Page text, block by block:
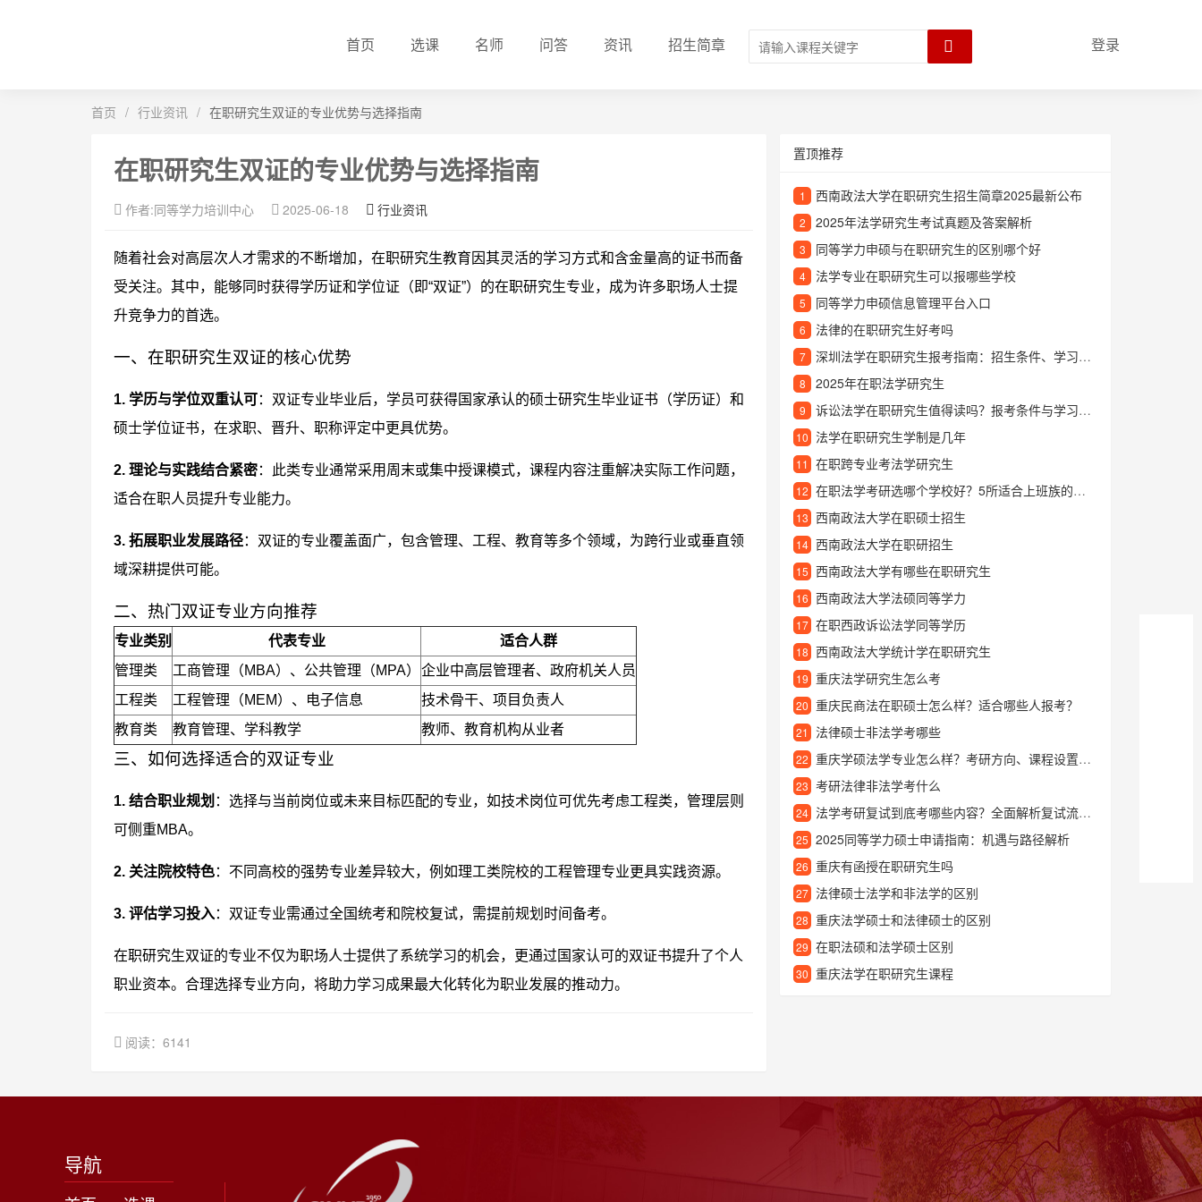
首页 选课 名师 问答 资讯 招生简章 登录
首页 / 行业资讯 / 在职研究生双证的专业优势与选择指南
在职研究生双证的专业优势与选择指南
作者:同等学力培训中心 2025-06-18 行业资讯
随着社会对高层次人才需求的不断增加，在职研究生教育因其灵活的学习方式和含金量高的证书而备
受关注。其中，能够同时获得学历证和学位证（即“双证”）的在职研究生专业，成为许多职场人士提
升竞争力的首选。
一、在职研究生双证的核心优势
1. 学历与学位双重认可：双证专业毕业后，学员可获得国家承认的硕士研究生毕业证书（学历证）和
硕士学位证书，在求职、晋升、职称评定中更具优势。
2. 理论与实践结合紧密：此类专业通常采用周末或集中授课模式，课程内容注重解决实际工作问题，
适合在职人员提升专业能力。
3. 拓展职业发展路径：双证的专业覆盖面广，包含管理、工程、教育等多个领域，为跨行业或垂直领
域深耕提供可能。
二、热门双证专业方向推荐
专业类别 代表专业
适合人群
管理类
工商管理（MBA）、公共管理（MPA） 企业中高层管理者、政府机关人员
工程类
工程管理（MEM）、电子信息
技术骨干、项目负责人
教育类
教育管理、学科教学 教师、教育机构从业者
三、如何选择适合的双证专业
1. 结合职业规划 ：选择与当前岗位或未来目标匹配的专业，如技术岗位可优先考虑工程类，管理层则
可侧重MBA。
2. 关注院校特色：不同高校的强势专业差异较大，例如理工类院校的工程管理专业更具实践资源。
3. 评估学习投入：双证专业需通过全国统考和院校复试，需提前规划时间备考。
在职研究生双证的专业不仅为职场人士提供了系统学习的机会，更通过国家认可的双证书提升了个人
职业资本。合理选择专业方向，将助力学习成果最大化转化为职业发展的推动力。
阅读：6141
置顶推荐
1 西南政法大学在职研究生招生简章2025最新公布
2 2025年法学研究生考试真题及答案解析
3 同等学力申硕与在职研究生的区别哪个好
4 法学专业在职研究生可以报哪些学校
5 同等学力申硕信息管理平台入口
6 法律的在职研究生好考吗
7 深圳法学在职研究生报考指南：招生条件、学习方式与就业前景解析
8 2025年在职法学研究生
9 诉讼法学在职研究生值得读吗？报考条件与学习方向全解析
10 法学在职研究生学制是几年
11 在职跨专业考法学研究生
12 在职法学考研选哪个学校好？5所适合上班族的院校推荐
13 西南政法大学在职硕士招生
14 西南政法大学在职研招生
15 西南政法大学有哪些在职研究生
16 西南政法大学法硕同等学力
17 在职西政诉讼法学同等学历
18 西南政法大学统计学在职研究生
19 重庆法学研究生怎么考
20 重庆民商法在职硕士怎么样？适合哪些人报考？
21 法律硕士非法学考哪些
22 重庆学硕法学专业怎么样？考研方向、课程设置及就业前景解析
23 考研法律非法学考什么
24 法学考研复试到底考哪些内容？全面解析复试流程与备考要点
25 2025同等学力硕士申请指南：机遇与路径解析
26 重庆有函授在职研究生吗
27 法律硕士法学和非法学的区别
28 重庆法学硕士和法律硕士的区别
29 在职法硕和法学硕士区别
30 重庆法学在职研究生课程
导航